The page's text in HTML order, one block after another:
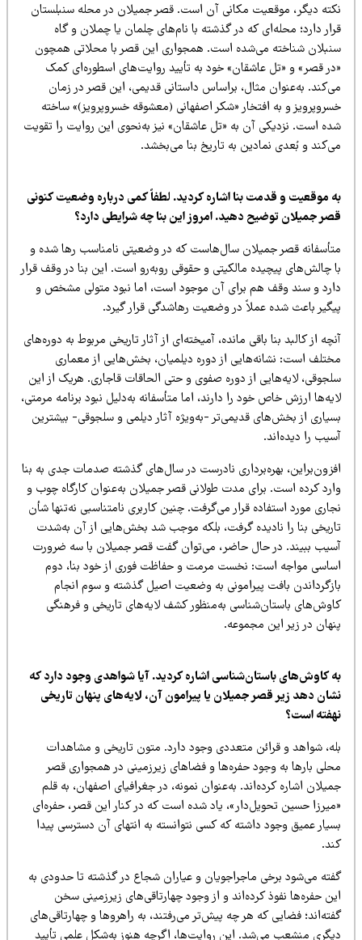
دیگر، موقعیت مکانی آن است. قصر جمیلان در محله سنبلستان
دارد؛ محله‌ای که در گذشته با نام‌های چلمان یا چملان و گاه
شناخته می‌شده است. همجواری این قصر با محلاتی همچون
قصر» و «تل عاشقان» خود به تأیید روایت‌های اسطوره‌ای کمک
به‌عنوان مثال، براساس داستانی قدیمی، این قصر در زمان
و به افتخار «شکر اصفهانی (معشوقه خسروپرویز)» ساخته
است. نزدیکی آن به «تل عاشقان» نیز به‌نحوی این روایت را تقویت
و بُعدی نمادین به تاریخ بنا می‌بخشد.
موقعیت و قدمت بنا اشاره کردید. لطفاً کمی درباره وضعیت کنونی
جمیلان توضیح دهید. امروز این بنا چه شرایطی دارد؟
قصر جمیلان سال‌هاست که در وضعیتی نامناسب رها شده و
چالش‌های پیچیده مالکیتی و حقوقی روبه‌رو است. این بنا در وقف قرار
و سند وقف هم برای آن موجود است، اما نبود متولی مشخص و
باعث شده عملاً در وضعیت رهاشدگی قرار گیرد.
از کالبد بنا باقی مانده، آمیخته‌ای از آثار تاریخی مربوط به دوره‌های
است: نشانه‌هایی از دوره دیلمیان، بخش‌هایی از معماری
لایه‌هایی از دوره صفوی و حتی الحاقات قاجاری. هریک از این
ارزش خاص خود را دارند، اما متأسفانه به‌دلیل نبود برنامه مرمتی،
از بخش‌های قدیمی‌تر -به‌ویژه آثار دیلمی و سلجوقی- بیشترین
را دیده‌اند.
بهره‌برداری نادرست در سال‌های گذشته صدمات جدی به بنا
کرده است. برای مدت طولانی قصر جمیلان به‌عنوان کارگاه چوب و
مورد استفاده قرار می‌گرفت. چنین کاربری نامتناسبی نه‌تنها شأن
بنا را نادیده گرفت، بلکه موجب شد بخش‌هایی از آن به‌شدت
ببیند. در حال حاضر، می‌توان گفت قصر جمیلان با سه ضرورت
مواجه است: نخست مرمت و حفاظت فوری از خود بنا، دوم
بافت پیرامونی به وضعیت اصیل گذشته و سوم انجام
باستان‌شناسی به‌منظور کشف لایه‌های تاریخی و فرهنگی
در زیر این مجموعه.
کاوش‌های باستان‌شناسی اشاره کردید. آیا شواهدی وجود دارد که
دهد زیر قصر جمیلان یا پیرامون آن، لایه‌های پنهان تاریخی
است؟
شواهد و قرائن متعددی وجود دارد. متون تاریخی و مشاهدات
بارها به‌ وجود حفره‌ها و فضاهای زیرزمینی در همجواری قصر
اشاره کرده‌اند. به‌عنوان نمونه، در جغرافیای اصفهان، به قلم
حسین تحویل‌دار»، یاد شده است که در کنار این قصر، حفره‌ای
عمیق وجود داشته که کسی نتوانسته به انتهای آن دسترسی پیدا
می‌شود برخی ماجراجویان و عیاران شجاع در گذشته تا حدودی به
حفره‌ها نفوذ کرده‌اند و از وجود چهارتاقی‌های زیرزمینی سخن
فضایی که هر چه پیش‌تر می‌رفتند، به راهروها و چهارتاقی‌های
منشعب می‌شد. این روایت‌ها، اگرچه هنوز به‌شکل علمی تأیید